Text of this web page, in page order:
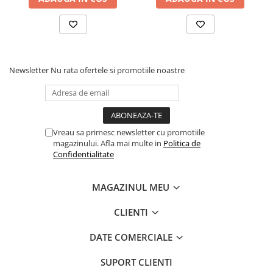
Newsletter Nu rata ofertele si promotiile noastre
Vreau sa primesc newsletter cu promotiile
magazinului. Afla mai multe in Politica de
Confidentialitate
MAGAZINUL MEU
CLIENTI
DATE COMERCIALE
SUPORT CLIENTI